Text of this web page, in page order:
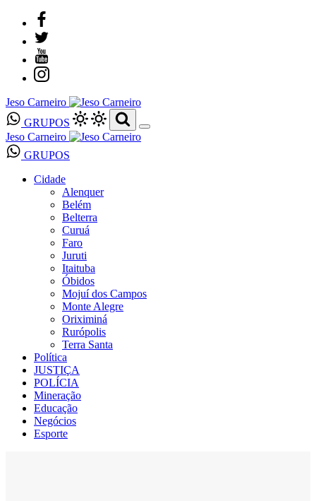
Jeso Carneiro
GRUPOS
Jeso Carneiro
GRUPOS
Cidade
Alenquer
Belém
Belterra
Curuá
Faro
Juruti
Itaituba
Óbidos
Mojuí dos Campos
Monte Alegre
Oriximiná
Rurópolis
Terra Santa
Política
JUSTIÇA
POLÍCIA
Mineração
Educação
Negócios
Esporte